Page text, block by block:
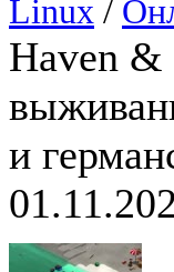
Linux /
Haven &
и